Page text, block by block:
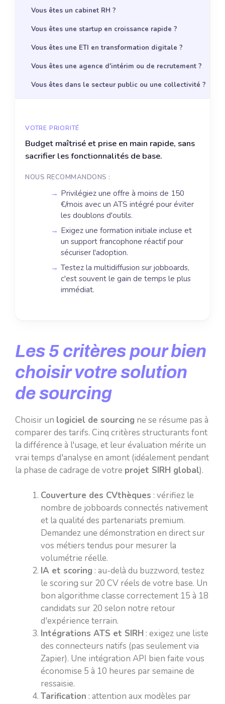
Vous êtes un cabinet RH ?
Vous êtes une startup en croissance rapide ?
Vous êtes une ETI en transformation digitale ?
Vous êtes une agence d'intérim ou de recrutement ?
Vous êtes dans le secteur public ou une collectivité ?
VOTRE PRIORITÉ
Budget maîtrisé et prise en main rapide, sans
sacrifier les fonctionnalités de base.
NOUS RECOMMANDONS :
Privilégiez une offre à moins de 150
€/mois avec un ATS intégré pour éviter
les doublons d'outils.
Exigez une formation initiale incluse et
un support francophone réactif pour
sécuriser l'adoption.
Testez la multidiffusion sur jobboards,
c'est souvent le gain de temps le plus
immédiat.
Les 5 critères pour bien
choisir votre solution
de sourcing
Choisir un logiciel de sourcing ne se résume pas à
comparer des tarifs. Cinq critères structurants font
la différence à l'usage, et leur évaluation mérite un
vrai temps d'analyse en amont (idéalement pendant
la phase de cadrage de votre projet SIRH global).
Couverture des CVthèques : vérifiez le
nombre de jobboards connectés nativement
et la qualité des partenariats premium.
Demandez une démonstration en direct sur
vos métiers tendus pour mesurer la
volumétrie réelle.
IA et scoring : au-delà du buzzword, testez
le scoring sur 20 CV réels de votre base. Un
bon algorithme classe correctement 15 à 18
candidats sur 20 selon notre retour
d'expérience terrain.
Intégrations ATS et SIRH : exigez une liste
des connecteurs natifs (pas seulement via
Zapier). Une intégration API bien faite vous
économise 5 à 10 heures par semaine de
ressaisie.
Tarification : attention aux modèles par